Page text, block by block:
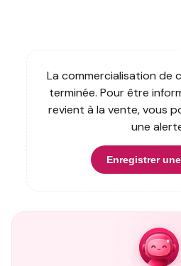
La commercialisation de
terminée. Pour être
revient à la vente, vous
une
Enregistrer